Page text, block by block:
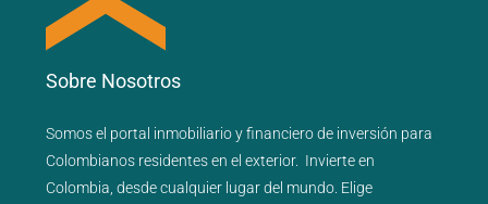
Sobre Nosotros
Somos el portal inmobiliarioyfinancierode inversión para
Colombianos residentes en el exterior. Invierte en
Colombia, desde cualquier lugar del mundo. Elige